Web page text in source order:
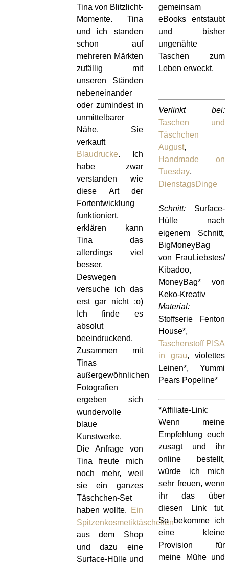
Tina von Blitzlicht-
Momente. Tina
und ich standen
schon auf
mehreren Märkten
zufällig mit
unseren Ständen
nebeneinander
oder zumindest in
unmittelbarer
Nähe. Sie
verkauft
Blaudrucke. Ich
habe zwar
verstanden wie
diese Art der
Fortentwicklung
funktioniert,
erklären kann
Tina das
allerdings viel
besser.
Deswegen
versuche ich das
erst gar nicht ;o)
Ich finde es
absolut
beeindruckend.
Zusammen mit
Tinas
außergewöhnlichen
Fotografien
ergeben sich
wundervolle
blaue
Kunstwerke.
Die Anfrage von
Tina freute mich
noch mehr, weil
sie ein ganzes
Täschchen-Set
haben wollte.
Ein
Spitzenkosmetiktäschchen
aus dem Shop
und dazu eine
Surface-Hülle und
gemeinsam
eBooks entstaubt
und bisher
ungenähte
Taschen zum
Leben erweckt.
Verlinkt bei:
Taschen und
Täschchen
August,
Handmade on
Tuesday,
DienstagsDinge
Schnitt: Surface-
Hülle nach
eigenem Schnitt,
BigMoneyBag
von FrauLiebstes/
Kibadoo,
MoneyBag* von
Keko-Kreativ
Material:
Stoffserie Fenton
House*,
Taschenstoff PISA
in grau, violettes
Leinen*, Yummi
Pears Popeline*
*Affiliate-Link:
Wenn meine
Empfehlung euch
zusagt und ihr
online bestellt,
würde ich mich
sehr freuen, wenn
ihr das über
diesen Link tut.
So bekomme ich
eine kleine
Provision für
meine Mühe und